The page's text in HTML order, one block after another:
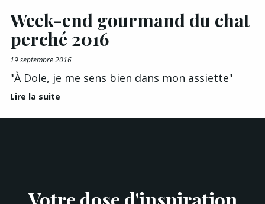
Week-end gourmand du chat
perché 2016
19 septembre 2016
"À Dole, je me sens bien dans mon assiette"
Lire la suite
Votre dose d'inspiration